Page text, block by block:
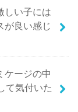
しい子には
が良い感じ
ケージの中
て気付いた